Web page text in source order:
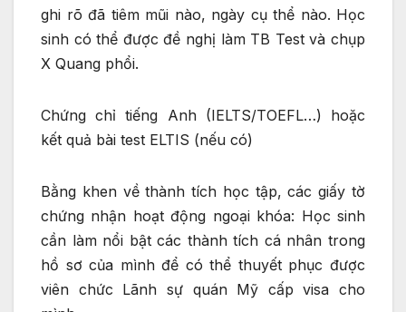
ghi rõ đã tiêm mũi nào, ngày cụ thể nào. Học
sinh có thể được đề nghị làm TB Test và chụp
X Quang phổi.
Chứng chỉ tiếng Anh (IELTS/TOEFL…) hoặc
kết quả bài test ELTIS (nếu có)
Bằng khen về thành tích học tập, các giấy tờ
chứng nhận hoạt động ngoại khóa: Học sinh
cần làm nổi bật các thành tích cá nhân trong
hồ sơ của mình để có thể thuyết phục được
viên chức Lãnh sự quán Mỹ cấp visa cho